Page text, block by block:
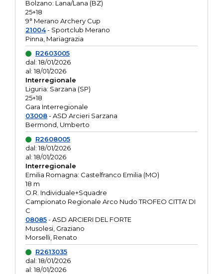
Bolzano: Lana/Lana (BZ)
25+18
9° Merano Archery Cup
21004- Sportclub Merano
Pinna, Mariagrazia
R2603005
dal: 18/01/2026
al: 18/01/2026
Interregionale
Liguria: Sarzana (SP)
25+18
Gara Interregionale
03008- ASD Arcieri Sarzana
Bermond, Umberto
R2608005
dal: 18/01/2026
al: 18/01/2026
Interregionale
Emilia Romagna: Castelfranco Emilia (MO)
18 m
O.R. Individuale+Squadre
Campionato Regionale Arco Nudo TROFEO CITTA' DI
C
08085- ASD ARCIERI DEL FORTE
Musolesi, Graziano
Morselli, Renato
R2613035
dal: 18/01/2026
al: 18/01/2026